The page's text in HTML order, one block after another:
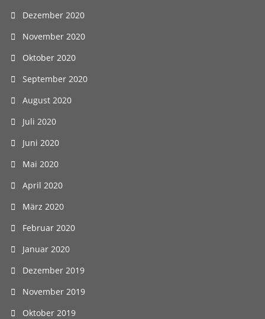
Dezember 2020
November 2020
Oktober 2020
September 2020
August 2020
Juli 2020
Juni 2020
Mai 2020
April 2020
März 2020
Februar 2020
Januar 2020
Dezember 2019
November 2019
Oktober 2019